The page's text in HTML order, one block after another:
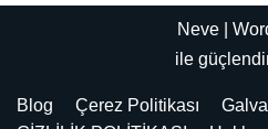
Neve|
ile
Blog Çerez Politikası